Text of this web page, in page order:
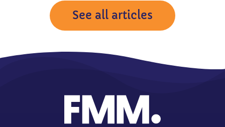
See all articles